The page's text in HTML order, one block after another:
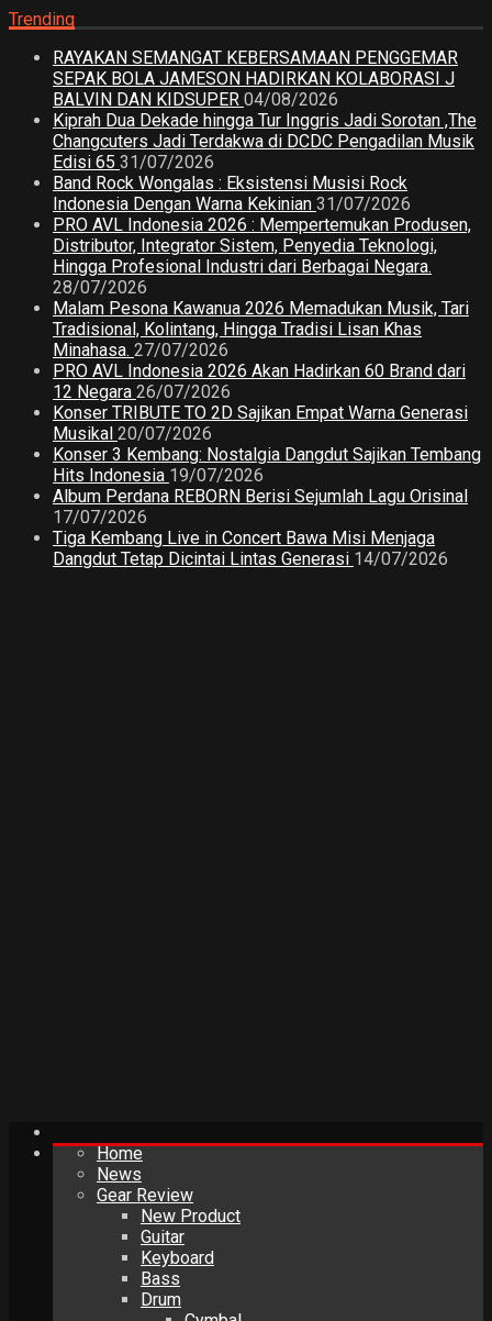
Trending
RAYAKAN SEMANGAT KEBERSAMAAN PENGGEMAR
SEPAK BOLA JAMESON HADIRKAN KOLABORASI J
BALVIN DAN KIDSUPER 04/08/2026
Kiprah Dua Dekade hingga Tur Inggris Jadi Sorotan ,The
Changcuters Jadi Terdakwa di DCDC Pengadilan Musik
Edisi 65 31/07/2026
Band Rock Wongalas : Eksistensi Musisi Rock
Indonesia Dengan Warna Kekinian 31/07/2026
PRO AVL Indonesia 2026 : Mempertemukan Produsen,
Distributor, Integrator Sistem, Penyedia Teknologi,
Hingga Profesional Industri dari Berbagai Negara.
28/07/2026
Malam Pesona Kawanua 2026 Memadukan Musik, Tari
Tradisional, Kolintang, Hingga Tradisi Lisan Khas
Minahasa. 27/07/2026
PRO AVL Indonesia 2026 Akan Hadirkan 60 Brand dari
12 Negara 26/07/2026
Konser TRIBUTE TO 2D Sajikan Empat Warna Generasi
Musikal 20/07/2026
Konser 3 Kembang: Nostalgia Dangdut Sajikan Tembang
Hits Indonesia 19/07/2026
Album Perdana REBORN Berisi Sejumlah Lagu Orisinal
17/07/2026
Tiga Kembang Live in Concert Bawa Misi Menjaga
Dangdut Tetap Dicintai Lintas Generasi 14/07/2026
Home
News
Gear Review
New Product
Guitar
Keyboard
Bass
Drum